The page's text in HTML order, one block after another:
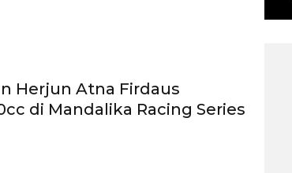
Herjun Atna Firdaus
di Mandalika Racing Series